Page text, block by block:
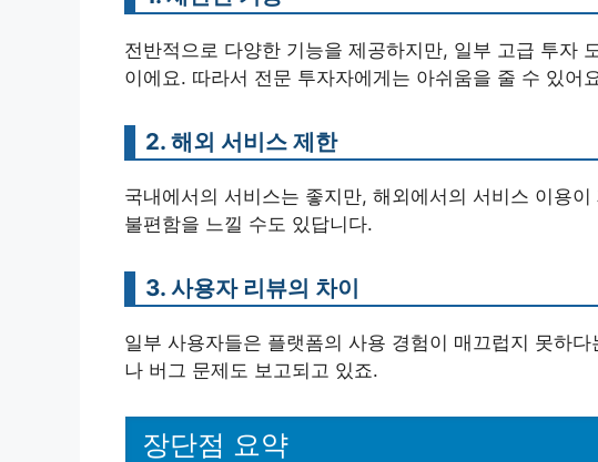
전반적으로 다양한 기능을 제공하지만, 일부 고급 투자
이에요. 따라서 전문 투자자에게는 아쉬움을 줄 수 있어
2. 해외 서비스 제한
국내에서의 서비스는 좋지만, 해외에서의 서비스 이용
불편함을 느낄 수도 있답니다.
3. 사용자 리뷰의 차이
일부 사용자들은 플랫폼의 사용 경험이 매끄럽지 못하
나 버그 문제도 보고되고 있죠.
장단점 요약